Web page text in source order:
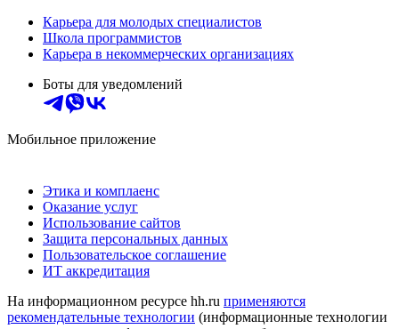
Карьера для молодых специалистов
Школа программистов
Карьера в некоммерческих организациях
Боты для уведомлений
Мобильное приложение
Этика и комплаенс
Оказание услуг
Использование сайтов
Защита персональных данных
Пользовательское соглашение
ИТ аккредитация
На информационном ресурсе hh.ru применяются
рекомендательные технологии (информационные технологии